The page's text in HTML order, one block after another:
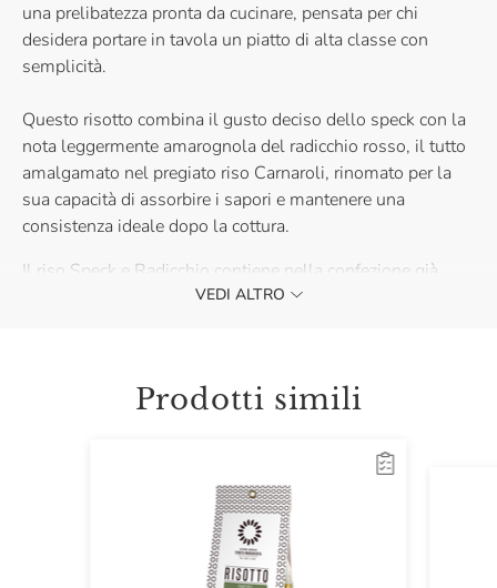
una prelibatezza pronta da cucinare, pensata per chi
desidera portare in tavola un piatto di alta classe con
semplicità.
Questo risotto combina il gusto deciso dello speck con la
nota leggermente amarognola del radicchio rosso, il tutto
amalgamato nel pregiato riso Carnaroli, rinomato per la
sua capacità di assorbire i sapori e mantenere una
consistenza ideale dopo la cottura.
Il riso Speck e Radicchio contiene nella confezione già
tutto il necessario per la cottura e degustazione.
VEDI ALTRO
Prodotti simili